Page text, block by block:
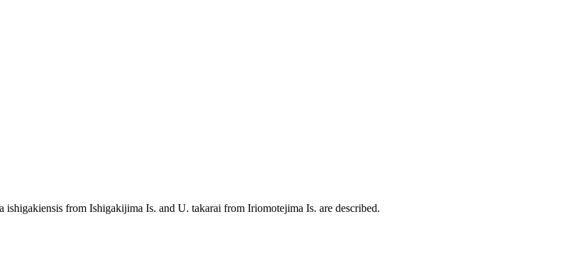
ishigakiensis from Ishigakijima Is. and U. takarai from Iriomotejima Is. are described.